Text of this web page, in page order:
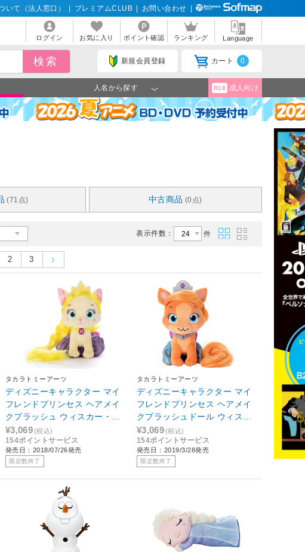
いて（法人窓口） プレミアムCLUB お問い合わせ
ログイン お気に入り ポイント確認 ランキング Language
新規会員登録 カート 0
人名から探す R18 成人向け
(71点) 中古商品 (0点)
表示件数： 件
2 3
タカラトミーアーツ
ディズニーキャラクター マイ
フレンドプリンセス ヘアメイ
クプラッシュ ウィスカー・ヘ
イブン サマー
¥3,069(税込)
154ポイントサービス
発売日：2018/07/26発売
限定数終了
タカラトミーアーツ
ディズニーキャラクター マイ
フレンドプリンセス ヘアメイ
クプラッシュドール ウィスカ
ー・ヘイブン トレジャー
¥3,069(税込)
154ポイントサービス
発売日：2019/3/28発売
限定数終了